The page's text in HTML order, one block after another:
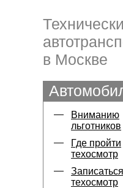
в Москве
Вниманию
льготников
Где пройти
техосмотр
техосмотр